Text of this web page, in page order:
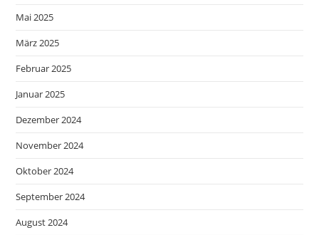
Mai 2025
März 2025
Februar 2025
Januar 2025
Dezember 2024
November 2024
Oktober 2024
September 2024
August 2024